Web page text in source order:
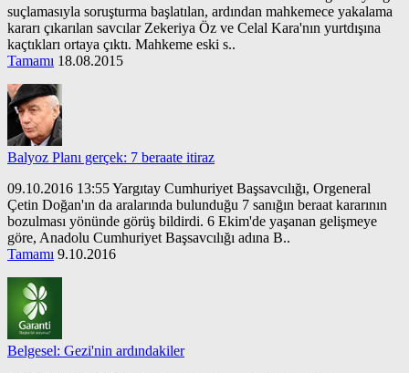
suçlamasıyla soruşturma başlatılan, ardından mahkemece yakalama
kararı çıkarılan savcılar Zekeriya Öz ve Celal Kara'nın yurtdışına
kaçtıkları ortaya çıktı. Mahkeme eski s..
Tamamı 18.08.2015
Balyoz Planı gerçek: 7 beraate itiraz
09.10.2016 13:55 Yargıtay Cumhuriyet Başsavcılığı, Orgeneral
Çetin Doğan'ın da aralarında bulunduğu 7 sanığın beraat kararının
bozulması yönünde görüş bildirdi. 6 Ekim'de yaşanan gelişmeye
göre, Anadolu Cumhuriyet Başsavcılığı adına B..
Tamamı 9.10.2016
Belgesel: Gezi'nin ardındakiler